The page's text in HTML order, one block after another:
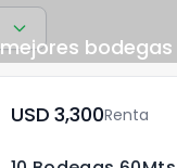
USD	3,300Renta